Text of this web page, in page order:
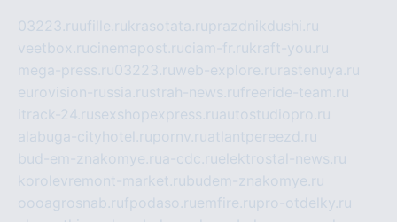
03223.ruufille.rukrasotata.ruprazdnikdushi.ru
veetbox.rucinemapost.ruciam-fr.rukraft-you.ru
mega-press.ru03223.ruweb-explore.ru rastenuya.ru
eurovision-russia.rustrah-news.rufreeride-team.ru
itrack-24.rusexshopexpress.ruautostudiopro.ru
alabuga-cityhotel.rupornv.ruatlantpereezd.ru
bud-em-znakomye.rua-cdc.ruelektrostal-news.ru
korolevremont-market.rubudem-znakomye.ru
oooagrosnab.rufpodaso.ruemfire.rupro-otdelky.ru